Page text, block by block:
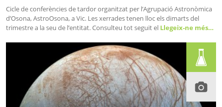
Cicle de conferències de tardor organitzat per l’Agrupació Astronòmica
d’Osona, AstroOsona, a Vic. Les xerrades tenen lloc els dimarts del
trimestre a la seu de l’entitat. Consulteu tot seguit el Llegeix-ne més…